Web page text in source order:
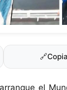
🔗
el